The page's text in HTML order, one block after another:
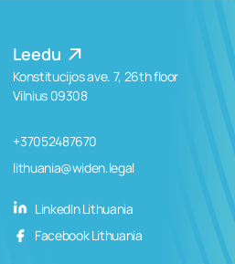
Leedu
Konstitucijos ave. 7, 26th floor
Vilnius 09308
+37052487670
lithuania@widen.legal
LinkedIn Lithuania
Facebook Lithuania